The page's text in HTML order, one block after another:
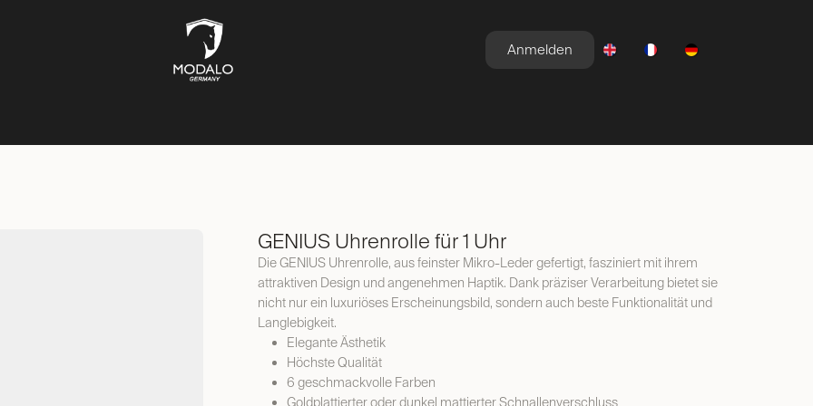
Anmelden
GENIUS Uhrenrolle für 1 Uhr
Die GENIUS Uhrenrolle, aus feinster Mikro-Leder gefertigt, fasziniert mit ihrem
attraktiven Design und angenehmen Haptik. Dank präziser Verarbeitung bietet sie
nicht nur ein luxuriöses Erscheinungsbild, sondern auch beste Funktionalität und
Langlebigkeit.
Elegante Ästhetik
Höchste Qualität
6 geschmackvolle Farben
Goldplattierter oder dunkel mattierter Schnallenverschluss